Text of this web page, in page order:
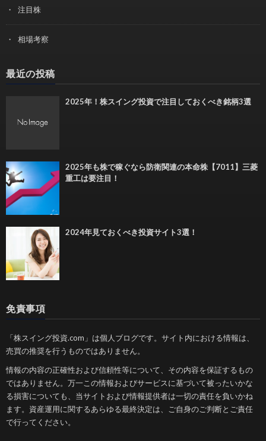
注目株
相場考察
最近の投稿
2025年！株スイング投資で注目しておくべき銘柄3選
2025年も株で稼ぐなら防衛関連の本命株【7011】三菱
重工は要注目！
2024年見ておくべき投資サイト3選！
免責事項
「株スイング投資.com」は個人ブログです。サイト内における情報は、
売買の推奨を行うものではありません。
情報の内容の正確性および信頼性等について、その内容を保証するもの
ではありません。万一この情報およびサービスに基づいて被ったいかな
る損害についても、当サイトおよび情報提供者は一切の責任を負いかね
ます。資産運用に関するあらゆる最終決定は、ご自身のご判断とご責任
で行ってください。